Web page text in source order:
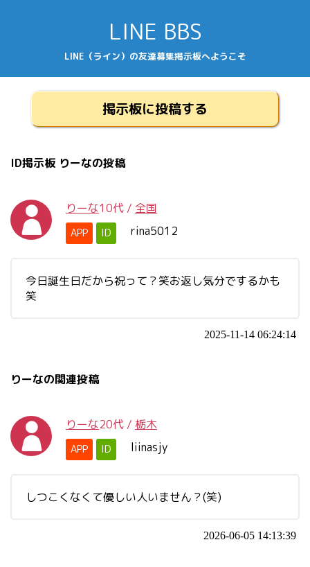
LINE BBS
LINE（ライン）の友達募集掲示板へようこそ
掲示板に投稿する
ID掲示板 りーなの投稿
りーな10代 / 全国
APP ID rina5012
今日誕生日だから祝って？笑お返し気分でするかも
笑
2025-11-14 06:24:14
りーなの関連投稿
りーな20代 / 栃木
APP ID liinasjy
しつこくなくて優しい人いません？(笑)
2026-06-05 14:13:39